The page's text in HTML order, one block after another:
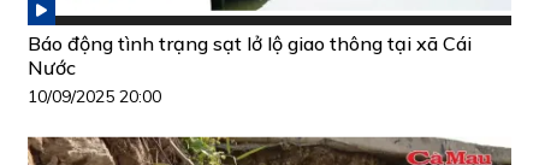
Báo động tình trạng sạt lở lộ giao thông tại xã Cái
Nước
10/09/2025 20:00